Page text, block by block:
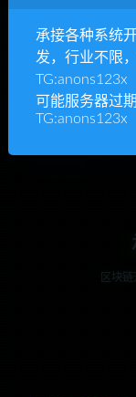
区块
承接各种系统
发，行业不限
可能服务器过
TG:anons123x